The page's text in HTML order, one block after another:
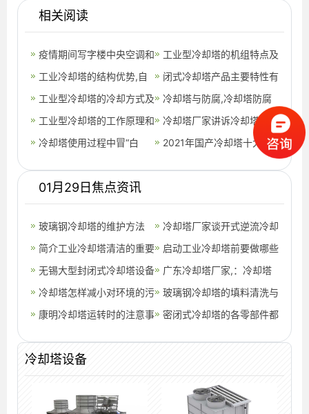
相关阅读
疫情期间写字楼中央空调和
供暖应该要怎么使用呢？
工业型冷却塔的机组特点及
安装注意事项,工业型冷却
塔哪家好
工业冷却塔的结构优势,自
然通风冷却塔的结构
闭式冷却塔产品主要特性有
哪些？,闭式冷却塔工作原
理
工业型冷却塔的冷却方式及
使用方法,工业型冷却塔
冷却塔与防腐,冷却塔防腐
维修
工业型冷却塔的工作原理和
特点,工业冷却塔工作原理
冷却塔厂家讲诉冷却塔的美
好未来,冷却塔厂家哪里好
冷却塔使用过程中冒“白
塔冒白烟怎
2021年国产冷却塔十大厂
01月29日焦点资讯
玻璃钢冷却塔的维护方法
(玻璃钢冷却塔维护方法)
冷却塔厂家谈开式逆流冷却
塔安装注意事项
简介工业冷却塔清洁的重要
性(环保冷却塔有哪些类型)
启动工业冷却塔前要做哪些
预备工作
无锡大型封闭式冷却塔设备
厂家,无锡封闭式小学有哪
些
广东冷却塔厂家,：冷却塔
隔声降噪,冷却塔噪音控制
(广东冷却塔降噪处理)
冷却塔怎样减小对环境的污
染,冷却塔填料怎样计算
玻璃钢冷却塔的填料清洗与
维护方法？(冷却塔填料清
康明冷却塔运转时的注意事
密闭式冷却塔的各零部件都
冷却塔设备